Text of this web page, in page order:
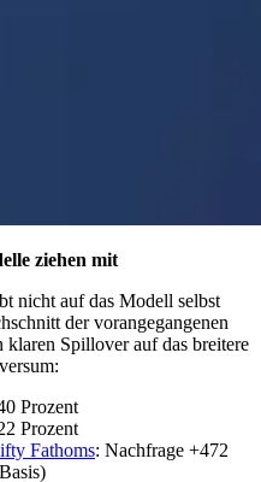
ziehen mit
nicht auf das Modell selbst
der vorangegangenen
klaren Spillover auf das breitere
Prozent
Prozent
Fathoms: Nachfrage +472